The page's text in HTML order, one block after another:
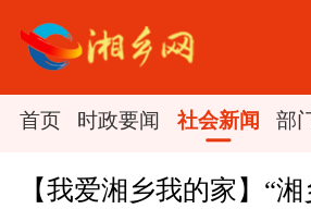
首页 时政要闻 社会新闻 部
【我爱湘乡我的家】“